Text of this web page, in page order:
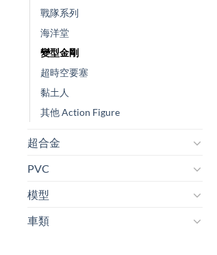
戰隊系列
海洋堂
變型金剛
超時空要塞
黏土人
其他 Action Figure
超合金
PVC
模型
車類